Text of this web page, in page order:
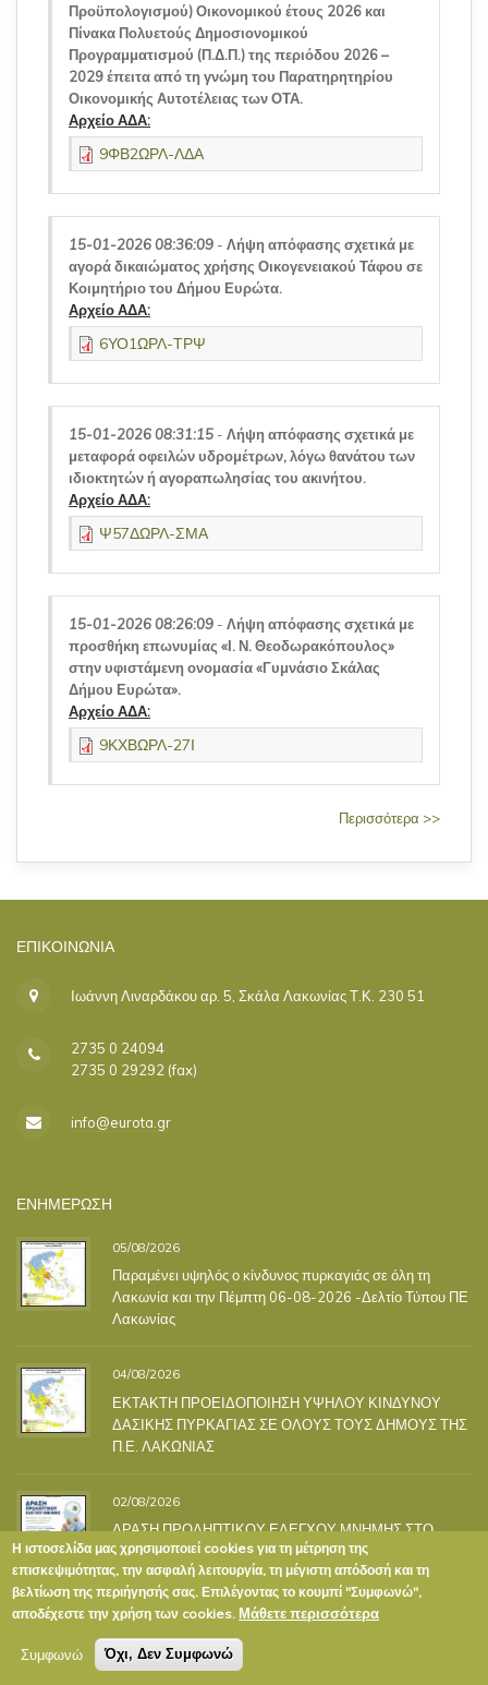
Προϋπολογισμού) Οικονομικού έτους 2026 και
Πίνακα Πολυετούς Δημοσιονομικού
Προγραμματισμού (Π.Δ.Π.) της περιόδου 2026 –
2029 έπειτα από τη γνώμη του Παρατηρητηρίου
Οικονομικής Αυτοτέλειας των ΟΤΑ.
Αρχείο ΑΔΑ:
9ΦΒ2ΩΡΛ-ΛΔΑ
15-01-2026 08:36:09 - Λήψη απόφασης σχετικά με
αγορά δικαιώματος χρήσης Οικογενειακού Τάφου σε
Κοιμητήριο του Δήμου Ευρώτα.
Αρχείο ΑΔΑ:
6ΥΟ1ΩΡΛ-ΤΡΨ
15-01-2026 08:31:15 - Λήψη απόφασης σχετικά με
μεταφορά οφειλών υδρομέτρων, λόγω θανάτου των
ιδιοκτητών ή αγοραπωλησίας του ακινήτου.
Αρχείο ΑΔΑ:
Ψ57ΔΩΡΛ-ΣΜΑ
15-01-2026 08:26:09 - Λήψη απόφασης σχετικά με
προσθήκη επωνυμίας «Ι. Ν. Θεοδωρακόπουλος»
στην υφιστάμενη ονομασία «Γυμνάσιο Σκάλας
Δήμου Ευρώτα».
Αρχείο ΑΔΑ:
9ΚΧΒΩΡΛ-27Ι
Περισσότερα >>
ΕΠΙΚΟΙΝΩΝΊΑ
Ιωάννη Λιναρδάκου αρ. 5, Σκάλα Λακωνίας Τ.Κ. 230 51
2735 0 24094
2735 0 29292 (fax)
info@eurota.gr
ΕΝΗΜΕΡΩΣΗ
05/08/2026
Παραμένει υψηλός ο κίνδυνος πυρκαγιάς σε όλη τη
Λακωνία και την Πέμπτη 06-08-2026 -Δελτίο Τύπου ΠΕ
Λακωνίας
04/08/2026
ΕΚΤΑΚΤΗ ΠΡΟΕΙΔΟΠΟΙΗΣΗ ΥΨΗΛΟΥ ΚΙΝΔΥΝΟΥ
ΔΑΣΙΚΗΣ ΠΥΡΚΑΓΙΑΣ ΣΕ ΟΛΟΥΣ ΤΟΥΣ ΔΗΜΟΥΣ ΤΗΣ
Π.Ε. ΛΑΚΩΝΙΑΣ
02/08/2026
ΔΡΑΣΗ ΠΡΟΛΗΠΤΙΚΟΥ ΕΛΕΓΧΟΥ ΜΝΗΜΗΣ ΣΤΟ
ΚΑΠΗ ΣΚΑΛΑΣ
ΚΑΤΗΓΟΡΙΕΣ
Η ιστοσελίδα μας χρησιμοποιεί cookies για τη μέτρηση της
επισκεψιμότητας, την ασφαλή λειτουργία, τη μέγιστη απόδοσή και τη
βελτίωση της περιήγησής σας. Επιλέγοντας το κουμπί "Συμφωνώ",
αποδέχεστε την χρήση των cookies. Μάθετε περισσότερα
Συμφωνώ Όχι, Δεν Συμφωνώ